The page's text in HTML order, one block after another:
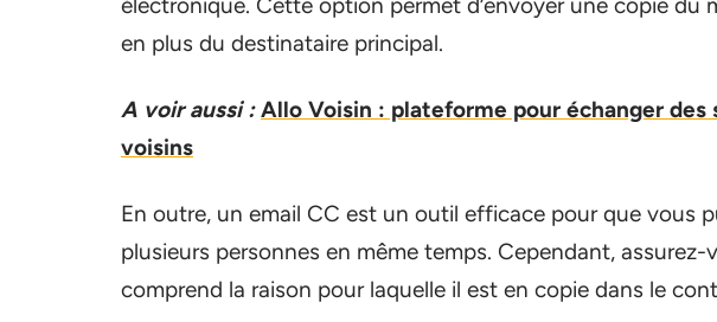
en plus du destinataire principal.
A voir aussi : Allo Voisin : plateforme pour échanger
voisins
En outre, un email CC est un outil efficace pour que vous
plusieurs personnes en même temps. Cependant,
comprend la raison pour laquelle il est en copie dans le